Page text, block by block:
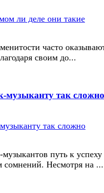
часто
своим до...
так сложно
путь к успеху
сомнений. Несмотря на ...